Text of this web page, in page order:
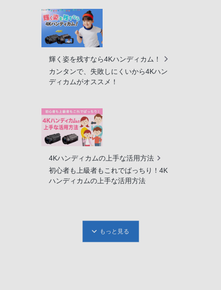
輝く姿を残すなら4Kハンディカム！
カンタンで、失敗しにくいから4Kハン
ディカムがオススメ！
4Kハンディカムの上手な活用方法
初心者も上級者もこれでばっちり！4K
ハンディカムの上手な活用方法
もっと見る